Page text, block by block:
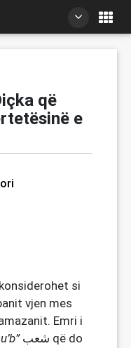
që
e
si
vjen mes
Emri i
شعب që do